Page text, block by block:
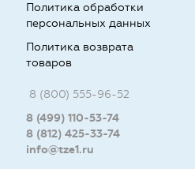
Политика обработки
персональных данных
Политика возврата
товаров
8 (800) 555-96-52
8 (499) 110-53-74
8 (812) 425-33-74
info@tze1.ru